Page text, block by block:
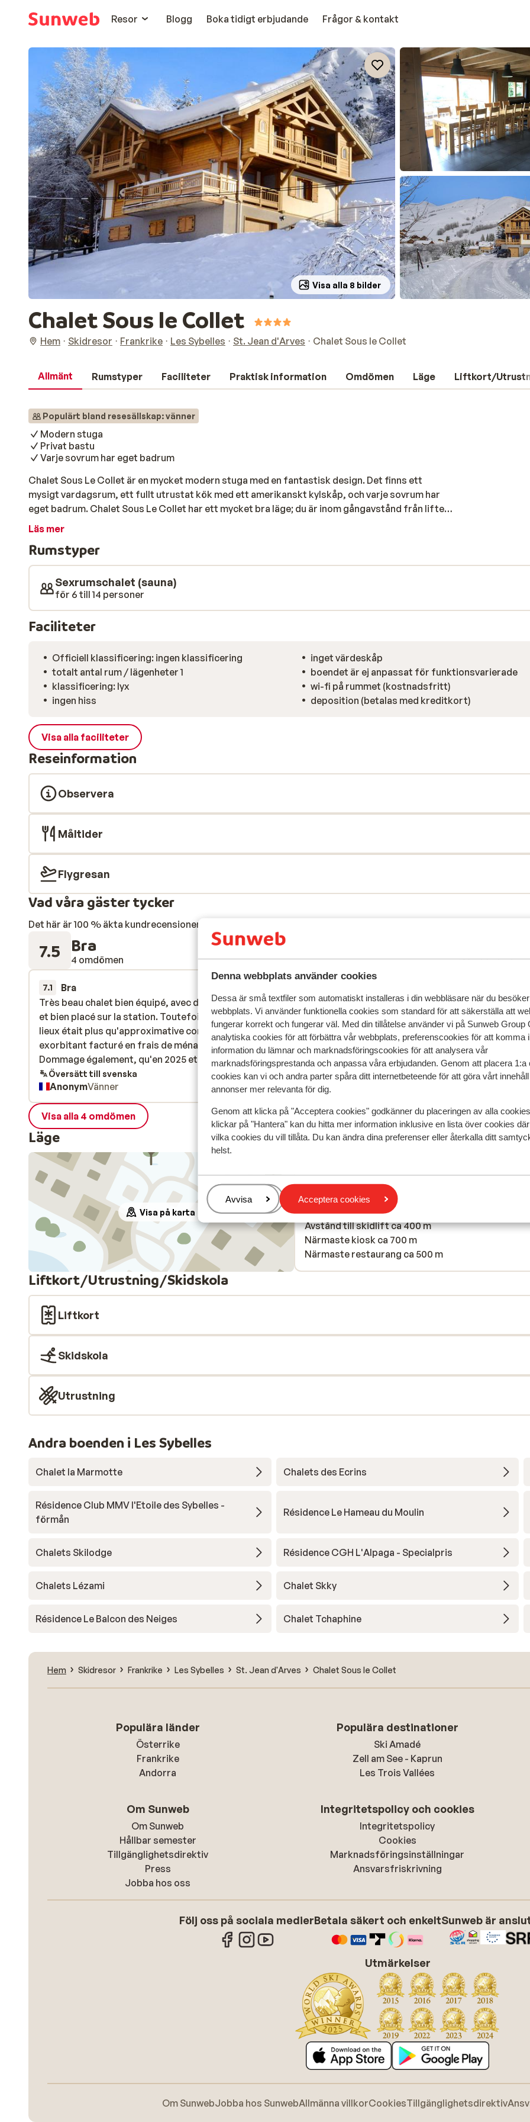
Denna webbplats använder cookies
Dessa är små textfiler som automatiskt installeras i din webbläsare när du
webbplats. Vi använder funktionella cookies som standard för att säkerställa att
fungerar korrekt och fungerar väl. Med din tillåtelse använder vi på Sunweb Group
analytiska cookies för att förbättra vår webbplats, preferenscookies för att komma
information du lämnar och marknadsföringscookies för att analysera vår
marknadsföringsprestanda och anpassa våra erbjudanden. Genom att placera 1:a
cookies kan vi och andra parter spåra ditt internetbeteende för att göra vårt
annonser mer relevanta för dig.
Genom att klicka på "Acceptera cookies" godkänner du placeringen av alla
klickar på "Hantera" kan du hitta mer information inklusive en lista över cookies
vilka cookies du vill tillåta. Du kan ändra dina preferenser eller återkalla ditt
helst.
Hantera
Avvisa Acceptera cookies
Resor
Blogg Boka tidigt erbjudande Frågor & kontakt
Visa alla 8 bilder
Chalet Sous le Collet
Hem Skidresor Frankrike Les Sybelles St. Jean d'Arves Chalet Sous le Collet
Allmänt Rumstyper Faciliteter Praktisk information Omdömen Läge Liftkort/
Populärt bland resesällskap: vänner
Modern stuga
Privat bastu
Varje sovrum har eget badrum
Chalet Sous Le Collet är en mycket modern stuga med en fantastisk design. Det finns ett
mysigt vardagsrum, ett fullt utrustat kök med ett amerikanskt kylskåp, och varje sovrum har
eget badrum. Chalet Sous Le Collet har ett mycket bra läge; du är inom gångavstånd från liften
och skidbacken, så det dröjer aldrig länge innan du kan börja ditt första åk i pisterna. När du
stor fördel är också att stugan är stor och kan rymma upp till 14 personer, för då kan hela
familjen eller en grupp vänner åka tillsammans på en super vintersemester!
Läs mer
Rumstyper
Sexrumschalet (sauna)
för 6 till 14 personer
Faciliteter
Officiell klassificering: ingen klassificering
totalt antal rum / lägenheter 1
klassificering: lyx
ingen hiss
inget värdeskåp
boendet är ej anpassat för funktionsvarierade
wi-fi på rummet (kostnadsfritt)
deposition (betalas med kreditkort)
Visa alla faciliteter
Reseinformation
Observera
Måltider
Flygresan
Vad våra gäster tycker
Det här är 100 % äkta kundrecensioner som verkligen speglar deras upplevelser av vår produkt.
7.5 Bra
4 omdömen Mest bokad av
7.1 Bra
Très beau chalet bien équipé, avec de belles surfaces
et bien placé sur la station. Toutefois, la propreté des
lieux était plus qu'approximative compte tenu du coût
exorbitant facturé en frais de ménage obligatoire.
Dommage également, qu'en 2025 et pour le prix,
qu'aucune literie et serviettes de bain ne soient
fournies...
Très beau chalet bien équipé, avec de belles surfaces
et bien placé sur la station. Toutefois, la propreté des
lieux était plus qu'approximative compte tenu du coût
exorbitant facturé en frais de ménage obligatoire.
Dommage également, qu'en 2025 et pour l...mer
Översätt till svenska
AnonymVänner
Prachtig appertement. Ruim en modern. Voor
kuiskosten vonden we het wel niet zo proper. Maar
vooral over stof en hygiene was wel in orde. Geen
houder voor de douchekoppen vonden we ook een
nadeel. Maar dus wel een dikke aanrader
Prachtig appertement. Ruim en modern. Voor
kuiskosten vonden we het wel niet zo proper. Maar
vooral over stof en hygiene was wel in orde. Geen
houder voor de douchekoppen vonden we ook een
nadeel. Maar dus wel een dikke aanrader
Översätt till svenska
Tim
Visa alla 4 omdömen
Läge
Visa på karta
Avstånd till centrum: ca 500 m
Avstånd till pist ca 400 m
Avstånd till skidbuss ca 20 m
Avstånd till skidlift ca 400 m
Närmaste kiosk ca 700 m
Närmaste restaurang ca 500 m
Liftkort/Utrustning/Skidskola
Liftkort
Skidskola
Utrustning
Andra boenden i Les Sybelles
Chalet la Marmotte Chalets des Ecrins
Résidence Club MMV l'Etoile des Sybelles -
förmån
Résidence Le Hameau du Moulin
Chalets Skilodge Résidence CGH L'Alpaga - Specialpris
Chalets Lézami Chalet Skky
Résidence Le Balcon des Neiges Chalet Tchaphine
Hem Skidresor Frankrike Les Sybelles St. Jean d'Arves Chalet Sous le Collet
Populära länder
Österrike
Frankrike
Andorra
Populära destinationer
Ski Amadé
Zell am See - Kaprun
Les Trois Vallées
Om Sunweb
Om Sunweb
Hållbar semester
Tillgänglighetsdirektiv
Press
Jobba hos oss
Integritetspolicy och cookies
Integritetspolicy
Cookies
Marknadsföringsinställningar
Ansvarsfriskrivning
Följ oss på sociala medierBetala säkert och enkeltSunweb är
Utmärkelser
Om SunwebJobba hos SunwebAllmänna villkorCookiesTillgänglighetsdirektiv